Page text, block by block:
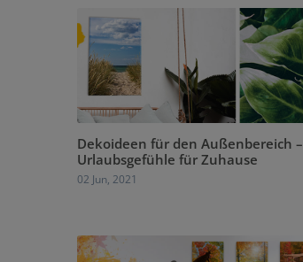
Dekoideen für den Außenbereich –
Urlaubsgefühle für Zuhause
02 Jun, 2021